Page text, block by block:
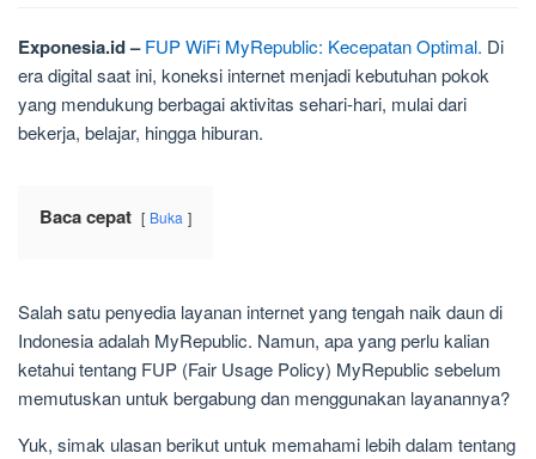
Exponesia.id – FUP WiFi MyRepublic: Kecepatan Optimal. Di
era digital saat ini, koneksi internet menjadi kebutuhan pokok
yang mendukung berbagai aktivitas sehari-hari, mulai dari
bekerja, belajar, hingga hiburan.
Baca cepat Buka
Salah satu penyedia layanan internet yang tengah naik daun di
Indonesia adalah MyRepublic. Namun, apa yang perlu kalian
ketahui tentang FUP (Fair Usage Policy) MyRepublic sebelum
memutuskan untuk bergabung dan menggunakan layanannya?
Yuk, simak ulasan berikut untuk memahami lebih dalam tentang